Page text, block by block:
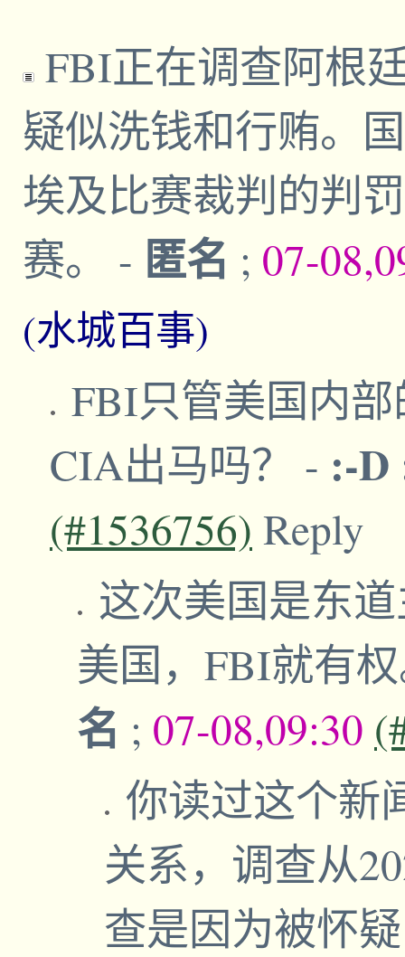
FBI正在调查阿根
疑似洗钱和行贿。
埃及比赛裁判的判
赛。 - 匿名 ; 07-
(水城百事)
FBI只管美国内
CIA出马吗？ - :-
(#1536756) Reply
这次美国是东
美国，FBI就有
名 ; 07-08,09:30
你读过这个新
关系，调查从
查是因为被怀